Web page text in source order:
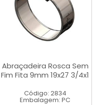
Abraçadeira Rosca Sem
Fim Fita 9mm 19x27 3/4x1
Código: 2834
Embalagem: PC